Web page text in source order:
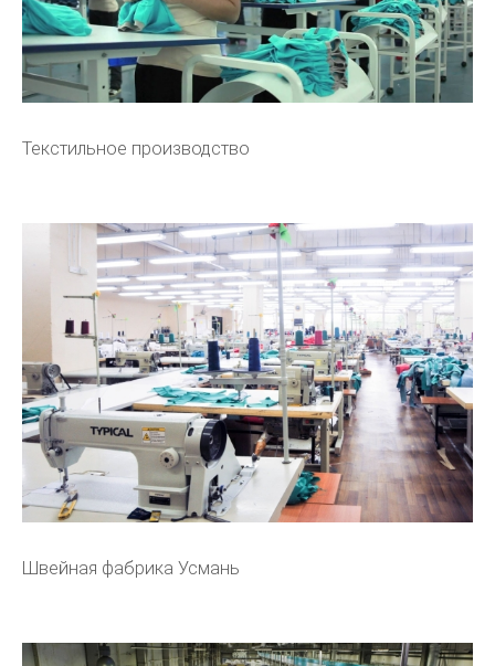
Текстильное производство
Швейная фабрика Усмань